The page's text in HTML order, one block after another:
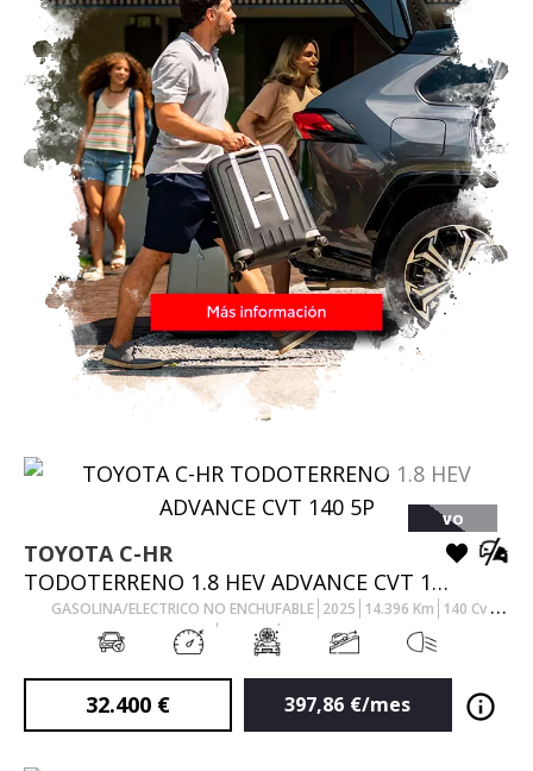
VO
TOYOTA C-HR
TODOTERRENO 1.8 HEV ADVANCE CVT 140 5P
GASOLINA/ELECTRICO NO ENCHUFABLE 2025 14.396 Km 140 Cv
AUTOMÁTICO
32.400 € 397,86 €/mes